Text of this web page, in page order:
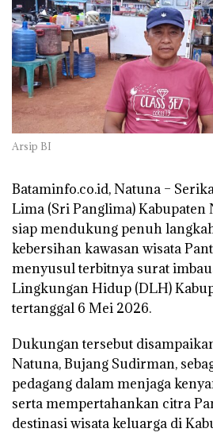
Arsip BI
Bataminfo.co.id, Natuna –
Lima (Sri Panglima) Kabupaten
siap mendukung penuh
kebersihan kawasan wisata
menyusul terbitnya surat
Lingkungan Hidup (DLH)
tertanggal 6 Mei 2026.
Dukungan tersebut
Natuna, Bujang Sudirman,
pedagang dalam menjaga
serta mempertahankan citra
destinasi wisata keluarga di